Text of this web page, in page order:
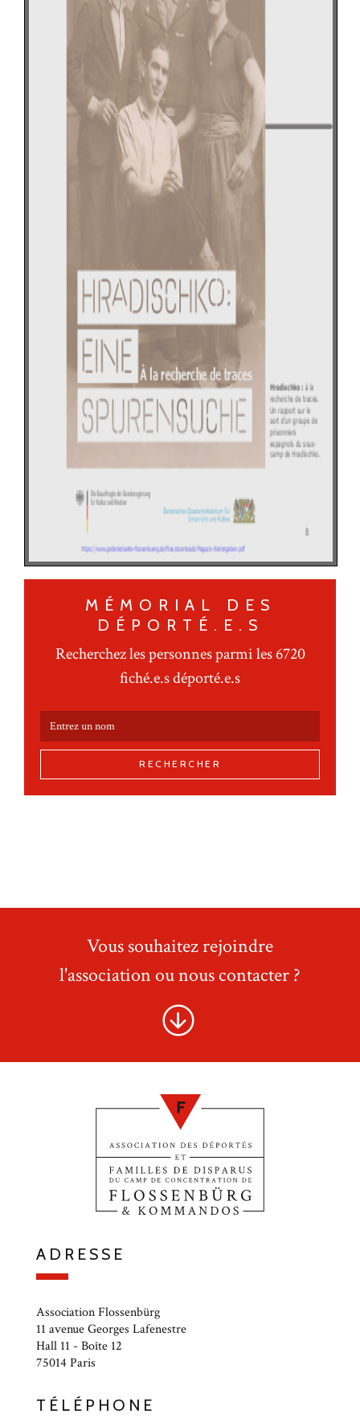
MÉMORIAL DES
DÉPORTÉ.E.S
Recherchez les personnes parmi les 6720
fiché.e.s déporté.e.s
RECHERCHER
Vous souhaitez rejoindre
l'association ou nous contacter ?
ADRESSE
Association Flossenbürg
11 avenue Georges Lafenestre
Hall 11 - Boîte 12
75014 Paris
TÉLÉPHONE